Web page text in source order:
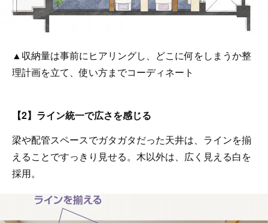
▲収納量は事前にヒアリングし、どこに何をしまうか整
理計画を立て、使い方までコーディネート
【2】ライン統一で広さを感じる
梁や配管スペースでガタガタだった天井は、ラインを揃
えることですっきり見せる。木以外は、広く見える白を
採用。